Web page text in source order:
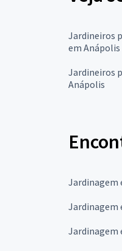
Jardineiros
em Anápolis
Jardineiros
Anápolis
Jardinagem
Jardinagem
Jardinagem